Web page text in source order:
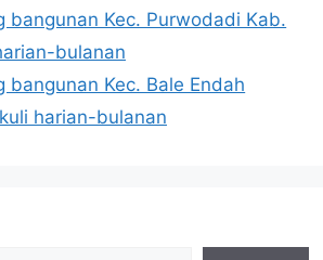
bangunan Kec. Purwodadi Kab.
bulanan
bangunan Kec. Bale Endah
harian-bulanan